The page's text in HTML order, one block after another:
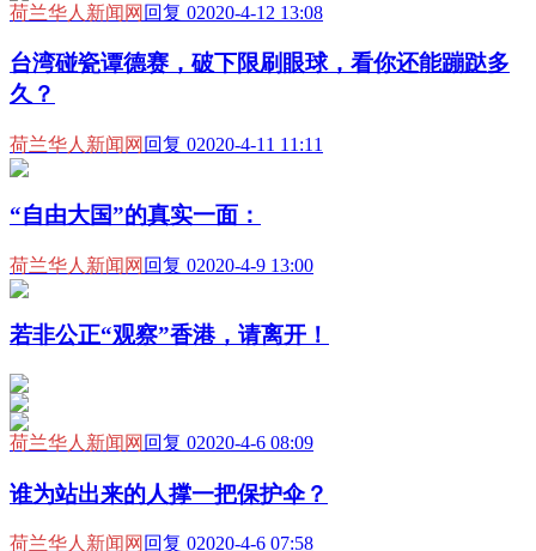
荷兰华人新闻网 回复 02020-4-12 13:08
台湾碰瓷谭德赛，破下限刷眼球，看你还能蹦跶多
久？
荷兰华人新闻网 回复 02020-4-11 11:11
“自由大国”的真实一面：
荷兰华人新闻网 回复 02020-4-9 13:00
若非公正“观察”香港，请离开！
荷兰华人新闻网 回复 02020-4-6 08:09
谁为站出来的人撑一把保护伞？
荷兰华人新闻网 回复 02020-4-6 07:58